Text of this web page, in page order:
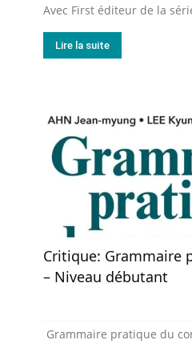
Avec First éditeur de la
Lire la suite
Critique: Grammaire
– Niveau débutant
Grammaire pratique du